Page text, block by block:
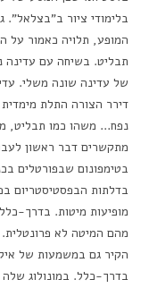
בלימודי ציור
המופע, תלויה כאמור על
תבליט. בשיחה עם עדינה
של עדינה שונה משלי.
דירר הצורה התלת
נפח… משהו כמו תבליט,
מתקשרים דבר ראשון
בטימפונום שבפורטלים
בדלתות הבפסטיסטריום
מופיעות מיטות. בדרך-
מהם המיטה לא
הקיר גם במשמעות של
בדרך-כלל. במונולוג